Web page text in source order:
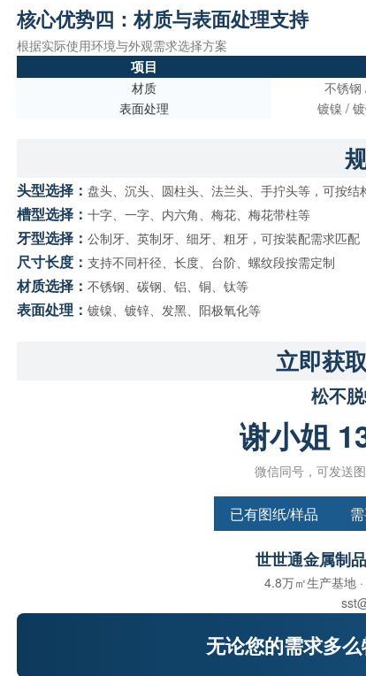
核心优势四：材质与表面处理支持
根据实际使用环境与外观需求选择方案
项目
材质 不锈钢
表面处理
镀镍 /
头型选择： 盘头、沉头、圆柱头、法兰头、手拧头等，可按结
槽型选择： 十字、一字、内六角、梅花、梅花带柱等
牙型选择： 公制牙、英制牙、细牙、粗牙，可按装配需求匹配
尺寸长度： 支持不同杆径、长度、台阶、螺纹段按需定制
材质选择： 不锈钢、碳钢、铝、铜、钛等
表面处理： 镀镍、镀锌、发黑、阳极氧化等
立即获
松不
谢小姐
微信同号，可发送
已有图纸/样品
世世通金属制
4.8万㎡生产基地
无论您的需求多